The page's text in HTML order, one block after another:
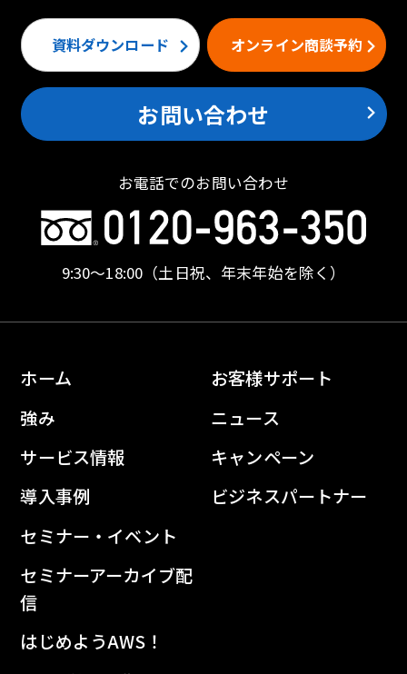
資料ダウンロード オンライン商談予約
お問い合わせ
お電話でのお問い合わせ
9:30〜18:00 （土日祝、年末年始を除く）
ホーム
強み
サービス情報
導入事例
セミナー・イベント
セミナーアーカイブ配
信
はじめようAWS！
お客様サポート
ニュース
キャンペーン
ビジネスパートナー